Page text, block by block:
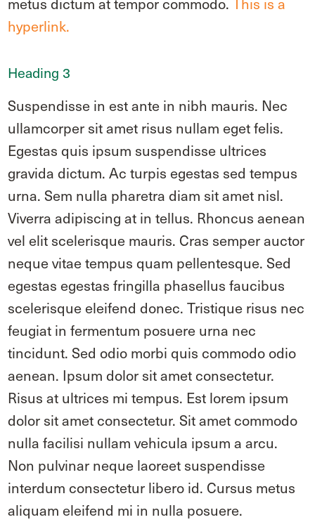
hyperlink.
Heading 3
Suspendisse in est ante in nibh mauris. Nec
ullamcorper sit amet risus nullam eget felis.
Egestas quis ipsum suspendisse ultrices
gravida dictum. Ac turpis egestas sed tempus
urna. Sem nulla pharetra diam sit amet nisl.
Viverra adipiscing at in tellus. Rhoncus aenean
vel elit scelerisque mauris. Cras semper auctor
neque vitae tempus quam pellentesque. Sed
egestas egestas fringilla phasellus faucibus
scelerisque eleifend donec. Tristique risus nec
feugiat in fermentum posuere urna nec
tincidunt. Sed odio morbi quis commodo odio
aenean. Ipsum dolor sit amet consectetur.
Risus at ultrices mi tempus. Est lorem ipsum
dolor sit amet consectetur. Sit amet commodo
nulla facilisi nullam vehicula ipsum a arcu.
Non pulvinar neque laoreet suspendisse
interdum consectetur libero id. Cursus metus
aliquam eleifend mi in nulla posuere.